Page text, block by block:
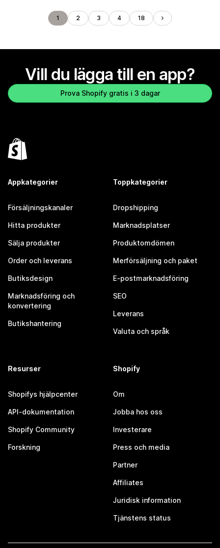
1 2 3 4 18
Vill du lägga till en app?
Prova Shopify gratis i 3 dagar
Appkategorier
Försäljningskanaler
Hitta produkter
Sälja produkter
Order och leverans
Butiksdesign
Marknadsföring och
konvertering
Butikshantering
Toppkategorier
Dropshipping
Marknadsplatser
Produktomdömen
Merförsäljning och paket
E-postmarknadsföring
SEO
Leverans
Valuta och språk
Resurser
Shopifys hjälpcenter
API-dokumentation
Shopify Community
Forskning
Shopify
Om
Jobba hos oss
Investerare
Press och media
Partner
Affiliates
Juridisk information
Tjänstens status